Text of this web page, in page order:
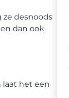
desnoods
dan ook
laat het een